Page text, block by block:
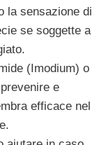
la sensazione di
se soggette a
(Imodium) o
e
efficace nel